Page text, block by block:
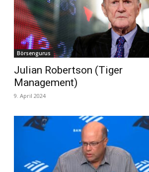
Börsengurus
Julian Robertson (Tiger
Management)
9. April 2024